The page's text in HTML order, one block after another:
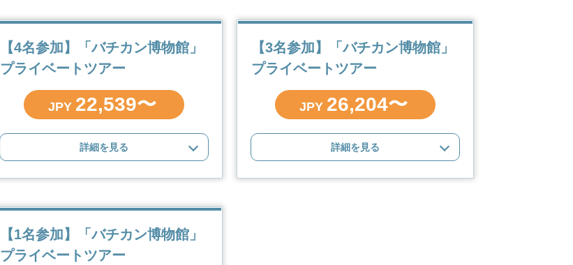
【4名参加】「バチカン博物館」
プライベートツアー
JPY 22,539〜
詳細を見る
【3名参加】「バチカン博物館」
プライベートツアー
JPY 26,204〜
詳細を見る
【1名参加】「バチカン博物館」
プライベートツアー